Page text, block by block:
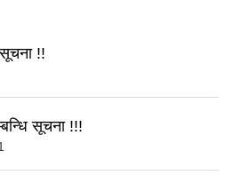
सूचना !!
सूचना !!!